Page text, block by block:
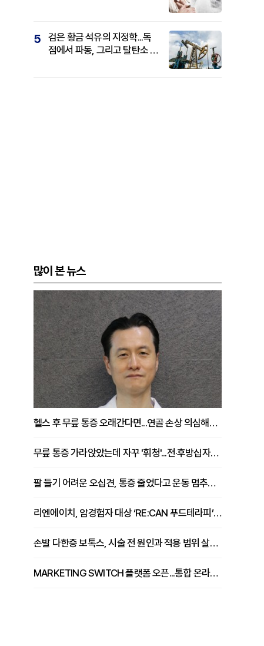
5
검은 황금 석유의 지정학...독
점에서 파동, 그리고 탈탄소 패
많이 본 뉴스
헬스 후 무릎 통증 오래간다면...연골 손상 의심해야 [김상범 원장 칼럼]
무릎 통증 가라앉았는데 자꾸 '휘청'...전·후방십자인대 파열 확인해야 [곽우경 원장 칼럼]
팔 들기 어려운 오십견, 통증 줄었다고 운동 멈추면 안 되는 이유 [이병욱 원장 칼럼]
리엔에이치, 암경험자 대상 ‘RE:CAN 푸드테라피’ 운영
손발 다한증 보톡스, 시술 전 원인과 적용 범위 살펴야 [강윤일 원장 칼럼]
MARKETING SWITCH 플랫폼 오픈...통합 온라인 마케팅 서비스 확대